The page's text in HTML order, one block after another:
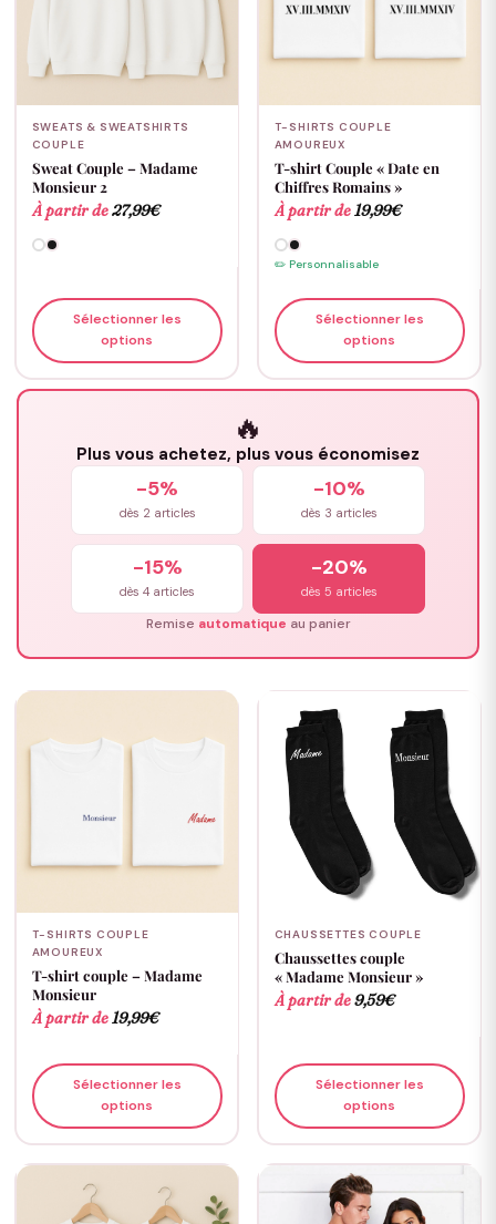
SWEATS & SWEATSHIRTS
COUPLE
Sweat Couple – Madame
Monsieur 2
À partir de27,99€
Sélectionner les
options
T-SHIRTS COUPLE
AMOUREUX
T-shirt Couple « Date en
Chiffres Romains »
À partir de 19,99€
✏️ Personnalisable
Sélectionner les
options
🔥
Plus vous achetez, plus vous économisez
-5%
dès 2 articles
-10%
dès 3 articles
-15%
dès 4 articles
-20%
dès 5 articles
Remise automatique au panier
T-SHIRTS COUPLE
AMOUREUX
T-shirt couple – Madame
Monsieur
À partir de19,99€
Sélectionner les
options
CHAUSSETTES COUPLE
Chaussettes couple
« Madame Monsieur »
À partir de9,59€
Sélectionner les
options